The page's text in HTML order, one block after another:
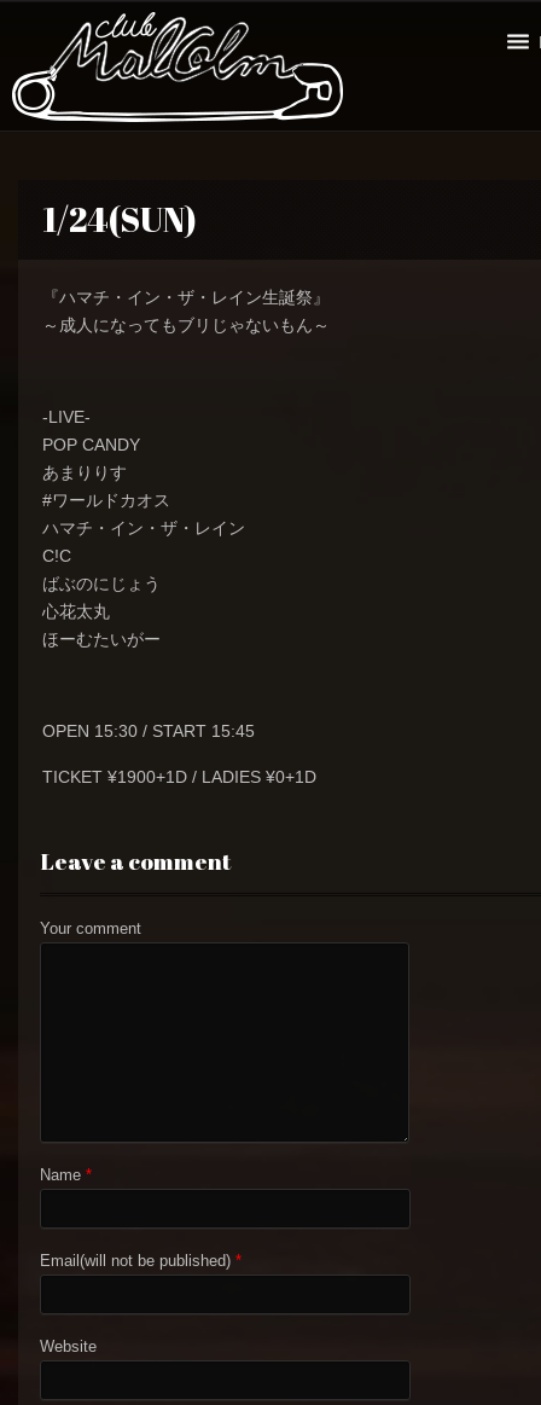
1/24(SUN)
『ハマチ・イン・ザ・レイン生誕祭』
～成人になってもブリじゃないもん～
-LIVE-
POP CANDY
あまりりす
#ワールドカオス
ハマチ・イン・ザ・レイン
C!C
ばぶのにじょう
心花太丸
ほーむたいがー
OPEN 15:30 / START 15:45
TICKET ¥1900+1D / LADIES ¥0+1D
Leave a comment
Your comment
Name *
Email(will not be published) *
Website